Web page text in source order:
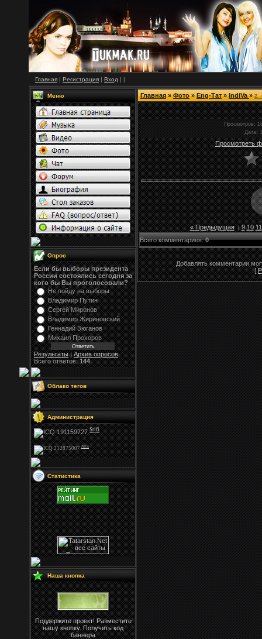
Главная | Регистрация | Вход | |
Меню
Опрос
Если бы выборы президента
России состоялись сегодня за
кого бы Вы проголосовали?
Не пойду на выборы
Владимир Путин
Сергей Миронов
Владимир Жириновский
Геннадий Зюганов
Михаил Прохоров
Результаты|Архив опросов
Всего ответов:144
Облако тегов
Администрация
Stifi
NFS
Статистика
Наша кнопка
Поддержите проект! Разместите
нашу кнопку. Получить код
баннера
Главная»Фото»Eng-Тат »IndiVa»
Просмотров:
Дата:
Просмотреть
« Предыдущая|9 10 11
Всего комментариев:0
Добавлять комментарии
[